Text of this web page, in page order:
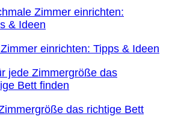
einrichten: Tipps & Ideen
das richtige Bett